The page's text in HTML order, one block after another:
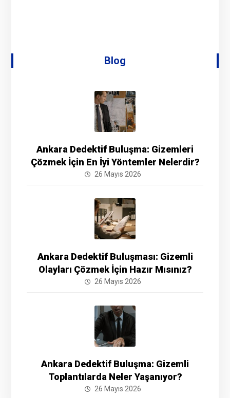
Blog
Ankara Dedektif Buluşma: Gizemleri
Çözmek İçin En İyi Yöntemler Nelerdir?
26 Mayıs 2026
Ankara Dedektif Buluşması: Gizemli
Olayları Çözmek İçin Hazır Mısınız?
26 Mayıs 2026
Ankara Dedektif Buluşma: Gizemli
Toplantılarda Neler Yaşanıyor?
26 Mayıs 2026